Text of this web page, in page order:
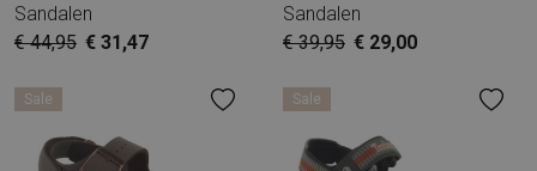
Sandalen
€ 44,95 € 31,47
Sandalen
€ 39,95 € 29,00
Sale Sale